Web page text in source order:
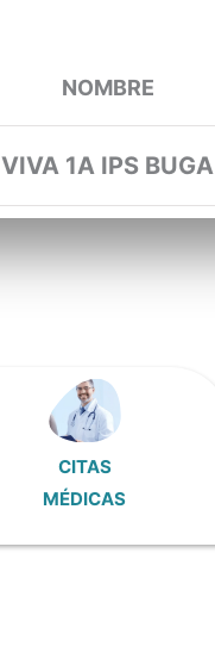
NOMBRE
VIVA 1A IPS BUGA
CITAS
MÉDICAS